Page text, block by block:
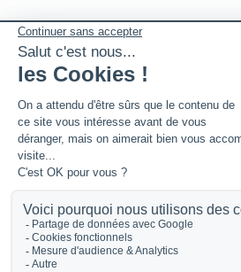
SUIVEZ GERANT DE SARL
Twitter
Facebook